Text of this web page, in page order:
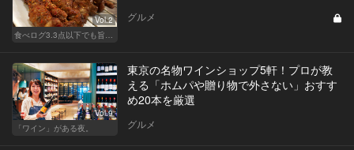
Vol.2
食べログ3.3点以下でも旨い店！
グルメ
Vol.9
「ワイン」がある夜。
東京の名物ワインショップ5軒！プロが教
える「ホムパや贈り物で外さない」おすす
め20本を厳選
グルメ